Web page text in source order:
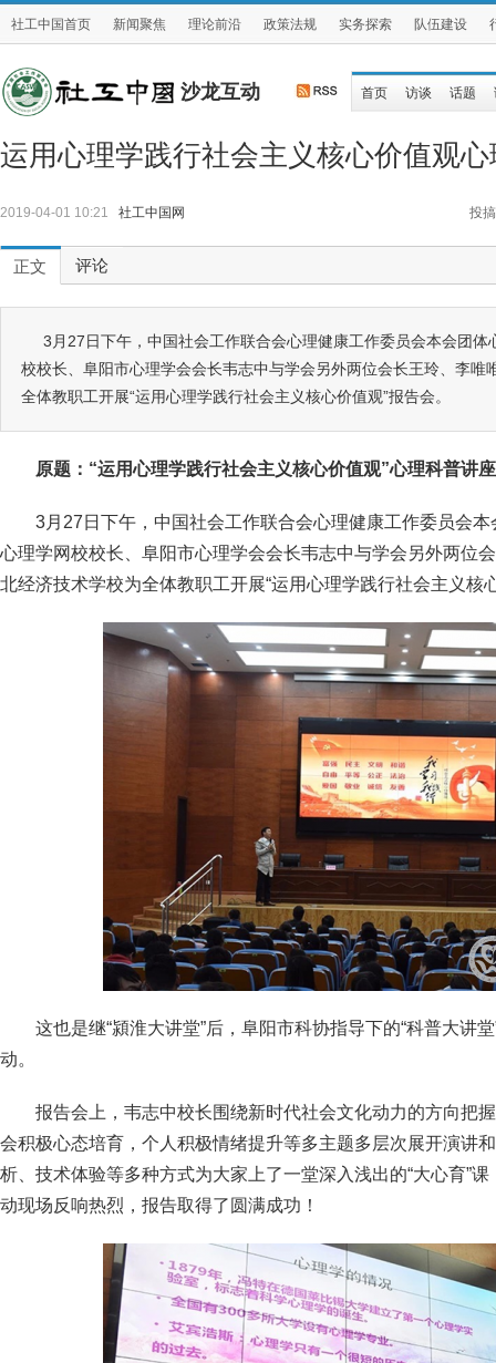
社工中国首页 新闻聚焦 理论前沿 政策法规 实务探索 队伍建设
沙龙互动 首页 访谈 话题
运用心理学践行社会主义核心价值观
2019-04-01 10:21 社工中国网 投搞
正文 评论
3月27日下午，中国社会工作联合会心理健康工作委员会本会团
校校长、阜阳市心理学会会长韦志中与学会另外两位会长王玲、李唯
全体教职工开展“运用心理学践行社会主义核心价值观”报告会。
原题： “运用心理学践行社会主义核心价值观”心理科普讲
3月27日下午，中国社会工作联合会心理健康工作委员会
心理学网校校长、阜阳市心理学会会长韦志中与学会另外两位
北经济技术学校为全体教职工开展“运用心理学践行社会主义核
这也是继“潁淮大讲堂”后，阜阳市科协指导下的“科普大讲
动。
报告会上，韦志中校长围绕新时代社会文化动力的方向把
会积极心态培育，个人积极情绪提升等多主题多层次展开演讲
析、技术体验等多种方式为大家上了一堂深入浅出的“大心育”
动现场反响热烈，报告取得了圆满成功！